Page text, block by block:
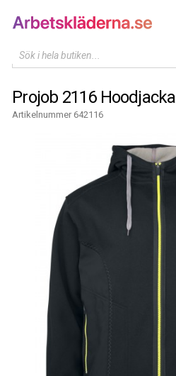
Sök i hela butiken...
Projob 2116 Hoodjacka
Artikelnummer 642116